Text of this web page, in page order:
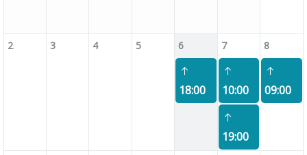
2 3 4 5 6
18:00
7
10:00
19:00
8
09:00